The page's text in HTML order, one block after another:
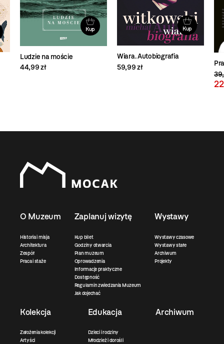
Kup
Ludzie na moście
44,99 zł
Kup
Wiara. Autobiografia
59,99 zł
O Muzeum
Historia i misja
Architektura
Zespół
Praca i staże
Zaplanuj wizytę
Kup bilet
Godziny otwarcia
Plan muzeum
Oprowadzenia
Informacje praktyczne
Dostępność
Regulamin zwiedzania Muzeum
Jak dojechać
Wystawy
Wystawy czasowe
Wystawy stałe
Archiwum
Projekty
Kolekcja
Założenia kolekcji
Artyści
Edukacja
Dzieci i rodziny
Młodzież i dorośli
Archiwum